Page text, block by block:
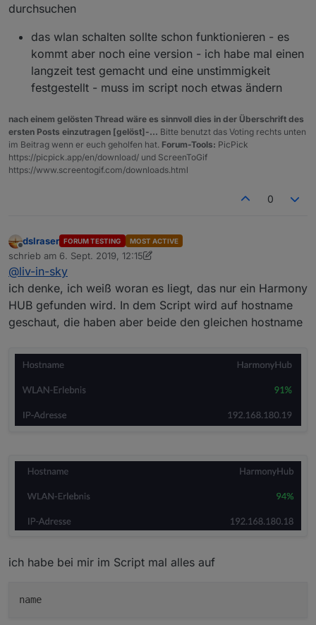
durchsuchen
das wlan schalten sollte schon funktionieren - es
kommt aber noch eine version - ich habe mal einen
langzeit test gemacht und eine unstimmigkeit
festgestellt - muss im script noch etwas ändern
nach einem gelösten Thread wäre es sinnvoll dies in der Überschrift des
ersten Posts einzutragen [gelöst]-... Bitte benutzt das Voting rechts unten
im Beitrag wenn er euch geholfen hat. Forum-Tools: PicPick
https://picpick.app/en/download/ und ScreenToGif
https://www.screentogif.com/downloads.html
0
Offline
dslraser FORUM TESTING MOST ACTIVE
schrieb am 6. Sept. 2019, 12:15
zuletzt editiert von dslraser9. Juni 2019, 14:15
@liv-in-sky
ich denke, ich weiß woran es liegt, das nur ein Harmony
HUB gefunden wird. In dem Script wird auf hostname
geschaut, die haben aber beide den gleichen hostname
ich habe bei mir im Script mal alles auf